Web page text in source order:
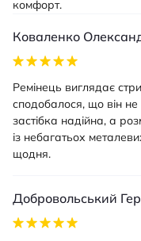
комфорт.
Коваленко
Ремінець виглядає
сподобалося, що він
застібка надійна, а
із небагатьох
щодня.
Добровольський